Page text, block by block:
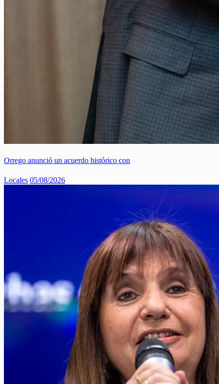
Orrego anunció un acuerdo histórico con
Locales 05/08/2026